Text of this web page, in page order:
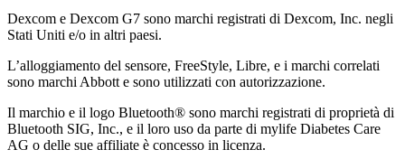
Dexcom e Dexcom G7 sono marchi registrati di Dexcom, Inc. negli
Stati Uniti e/o in altri paesi.
L’alloggiamento del sensore, FreeStyle, Libre, e i marchi correlati
sono marchi Abbott e sono utilizzati con autorizzazione.
Il marchio e il logo Bluetooth® sono marchi registrati di proprietà di
Bluetooth SIG, Inc., e il loro uso da parte di mylife Diabetes Care
AG o delle sue affiliate è concesso in licenza.